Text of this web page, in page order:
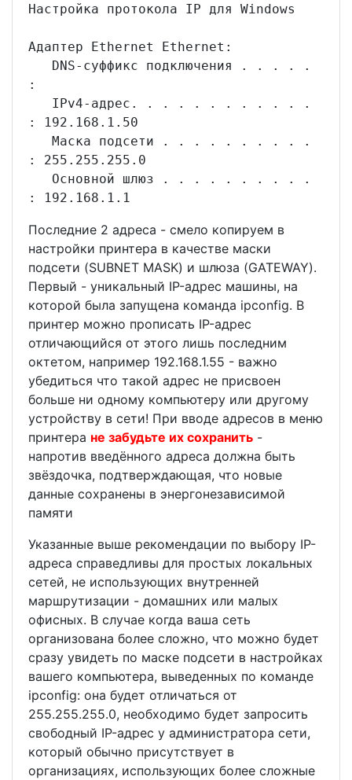
Настройка протокола IP для Windows
Адаптер Ethernet Ethernet:
DNS-суффикс подключения . . . . .
:
IPv4-адрес. . . . . . . . . . . .
: 192.168.1.50
Маска подсети . . . . . . . . . .
: 255.255.255.0
Основной шлюз . . . . . . . . . .
: 192.168.1.1
Последние 2 адреса - смело копируем в
настройки принтера в качестве маски
подсети (SUBNET MASK) и шлюза (GATEWAY).
Первый - уникальный IP-адрес машины, на
которой была запущена команда ipconfig. В
принтер можно прописать IP-адрес
отличающийся от этого лишь последним
октетом, например 192.168.1.55 - важно
убедиться что такой адрес не присвоен
больше ни одному компьютеру или другому
устройству в сети! При вводе адресов в меню
принтера не забудьте их сохранить -
напротив введённого адреса должна быть
звёздочка, подтверждающая, что новые
данные сохранены в энергонезависимой
памяти
Указанные выше рекомендации по выбору IP-
адреса справедливы для простых локальных
сетей, не использующих внутренней
маршрутизации - домашних или малых
офисных. В случае когда ваша сеть
организована более сложно, что можно будет
сразу увидеть по маске подсети в настройках
вашего компьютера, выведенных по команде
ipconfig: она будет отличаться от
255.255.255.0, необходимо будет запросить
свободный IP-адрес у администратора сети,
который обычно присутствует в
организациях, использующих более сложные